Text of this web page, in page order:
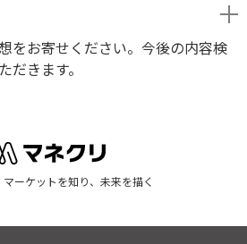
をお寄せください。今後の内容検
だきます。
ーケットを知り、未来を描く